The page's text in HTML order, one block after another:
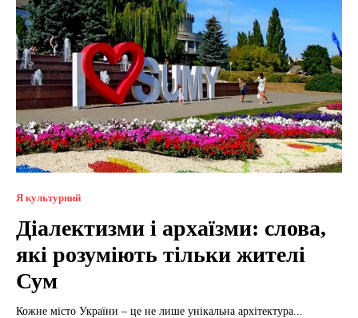
Я культурний
Діалектизми і архаїзми: слова,
які розуміють тільки жителі
Сум
Кожне місто України – це не лише унікальна архітектура...